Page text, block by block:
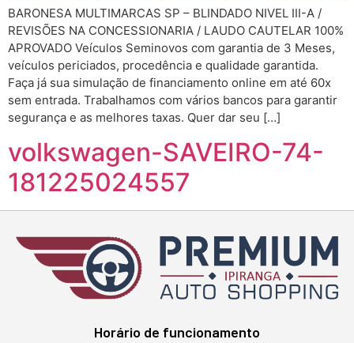
BARONESA MULTIMARCAS SP – BLINDADO NIVEL III-A /
REVISÕES NA CONCESSIONARIA / LAUDO CAUTELAR 100%
APROVADO Veículos Seminovos com garantia de 3 Meses,
veículos periciados, procedência e qualidade garantida.
Faça já sua simulação de financiamento online em até 60x
sem entrada. Trabalhamos com vários bancos para garantir
segurança e as melhores taxas. Quer dar seu […]
volkswagen-SAVEIRO-74-
181225024557
Horário de funcionamento